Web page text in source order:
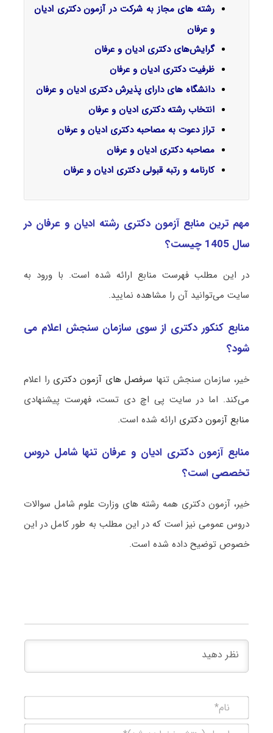
رشته های مجاز به شرکت در آزمون دکتری ادیان
و عرفان
گرایش‌های دکتری ادیان و عرفان
ظرفیت دکتری ادیان و عرفان
دانشگاه های دارای پذیرش دکتری ادیان و عرفان
انتخاب رشته دکتری ادیان و عرفان
تراز دعوت به مصاحبه دکتری ادیان و عرفان
مصاحبه دکتری ادیان و عرفان
کارنامه و رتبه قبولی دکتری ادیان و عرفان
مهم ترین منابع آزمون دکتری رشته ادیان و عرفان در
سال 1405 چیست؟
در این مطلب فهرست منابع ارائه شده است. با ورود به
سایت می‌توانید آن را مشاهده نمایید.
منابع کنکور دکتری از سوی سازمان سنجش اعلام می
شود؟
خیر، سازمان سنجش تنها سرفصل های آزمون دکتری را اعلام
می‌کند. اما در سایت پی اچ دی تست، فهرست پیشنهادی
منابع آزمون دکتری ارائه شده است.
منابع آزمون دکتری ادیان و عرفان تنها شامل دروس
تخصصی است؟
خیر، آزمون دکتری همه رشته های وزارت علوم شامل سوالات
دروس عمومی نیز است که در این مطلب به طور کامل در این
خصوص توضیح داده شده است.